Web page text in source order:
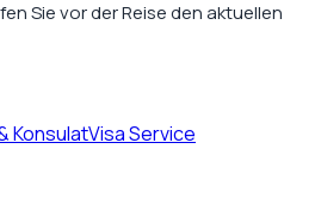
Sie vor der Reise den aktuellen
KonsulatVisa Service